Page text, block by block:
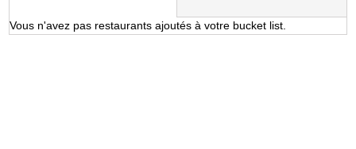
Vous n'avez pas restaurants ajoutés à votre bucket list.